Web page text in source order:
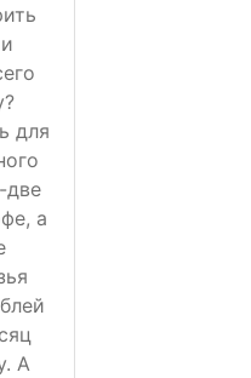
для
две
а
А